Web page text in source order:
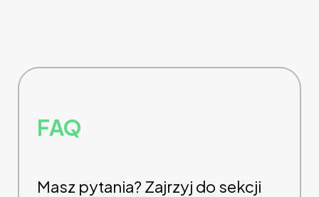
FAQ
Masz pytania? Zajrzyj do sekcji